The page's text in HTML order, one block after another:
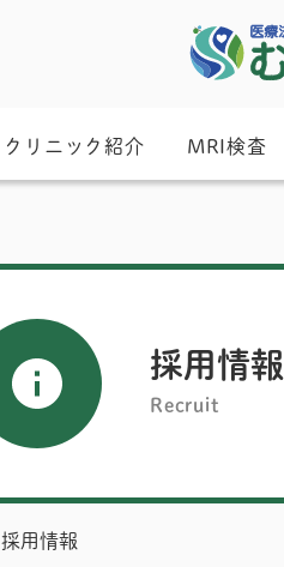
クリニック紹介 MRI検査
採用情報
Recruit
採用情報